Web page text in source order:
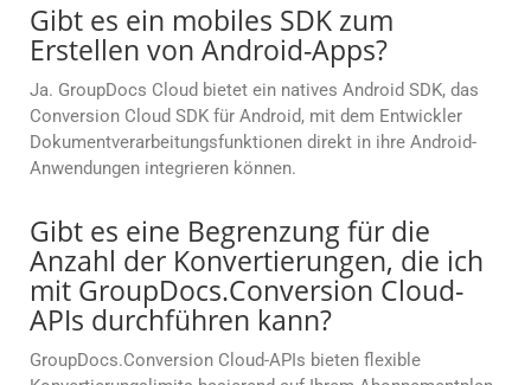
Gibt es ein mobiles SDK zum
Erstellen von Android-Apps?
Ja. GroupDocs Cloud bietet ein natives Android SDK, das
Conversion Cloud SDK für Android, mit dem Entwickler
Dokumentverarbeitungsfunktionen direkt in ihre Android-
Anwendungen integrieren können.
Gibt es eine Begrenzung für die
Anzahl der Konvertierungen, die ich
mit GroupDocs.Conversion Cloud-
APIs durchführen kann?
GroupDocs.Conversion Cloud-APIs bieten flexible